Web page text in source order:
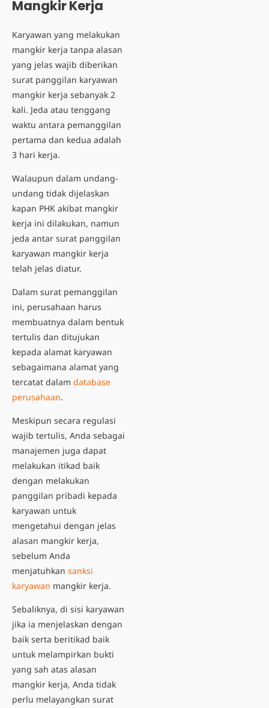
Mangkir Kerja
Karyawan yang melakukan
mangkir kerja tanpa alasan
yang jelas wajib diberikan
surat panggilan karyawan
mangkir kerja sebanyak 2
kali. Jeda atau tenggang
waktu antara pemanggilan
pertama dan kedua adalah
3 hari kerja.
Walaupun dalam undang-
undang tidak dijelaskan
kapan PHK akibat mangkir
kerja ini dilakukan, namun
jeda antar surat panggilan
karyawan mangkir kerja
telah jelas diatur.
Dalam surat pemanggilan
ini, perusahaan harus
membuatnya dalam bentuk
tertulis dan ditujukan
kepada alamat karyawan
sebagaimana alamat yang
tercatat dalam database
perusahaan.
Meskipun secara regulasi
wajib tertulis, Anda sebagai
manajemen juga dapat
melakukan itikad baik
dengan melakukan
panggilan pribadi kepada
karyawan untuk
mengetahui dengan jelas
alasan mangkir kerja,
sebelum Anda
menjatuhkan sanksi
karyawan mangkir kerja.
Sebaliknya, di sisi karyawan
jika ia menjelaskan dengan
baik serta beritikad baik
untuk melampirkan bukti
yang sah atas alasan
mangkir kerja, Anda tidak
perlu melayangkan surat